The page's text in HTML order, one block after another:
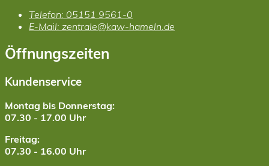
Telefon: 05151 9561-0
E-Mail: zentrale@kaw-hameln.de
Öffnungszeiten
Kundenservice
Montag bis Donnerstag:
07.30 - 17.00 Uhr
Freitag:
07.30 - 16.00 Uhr